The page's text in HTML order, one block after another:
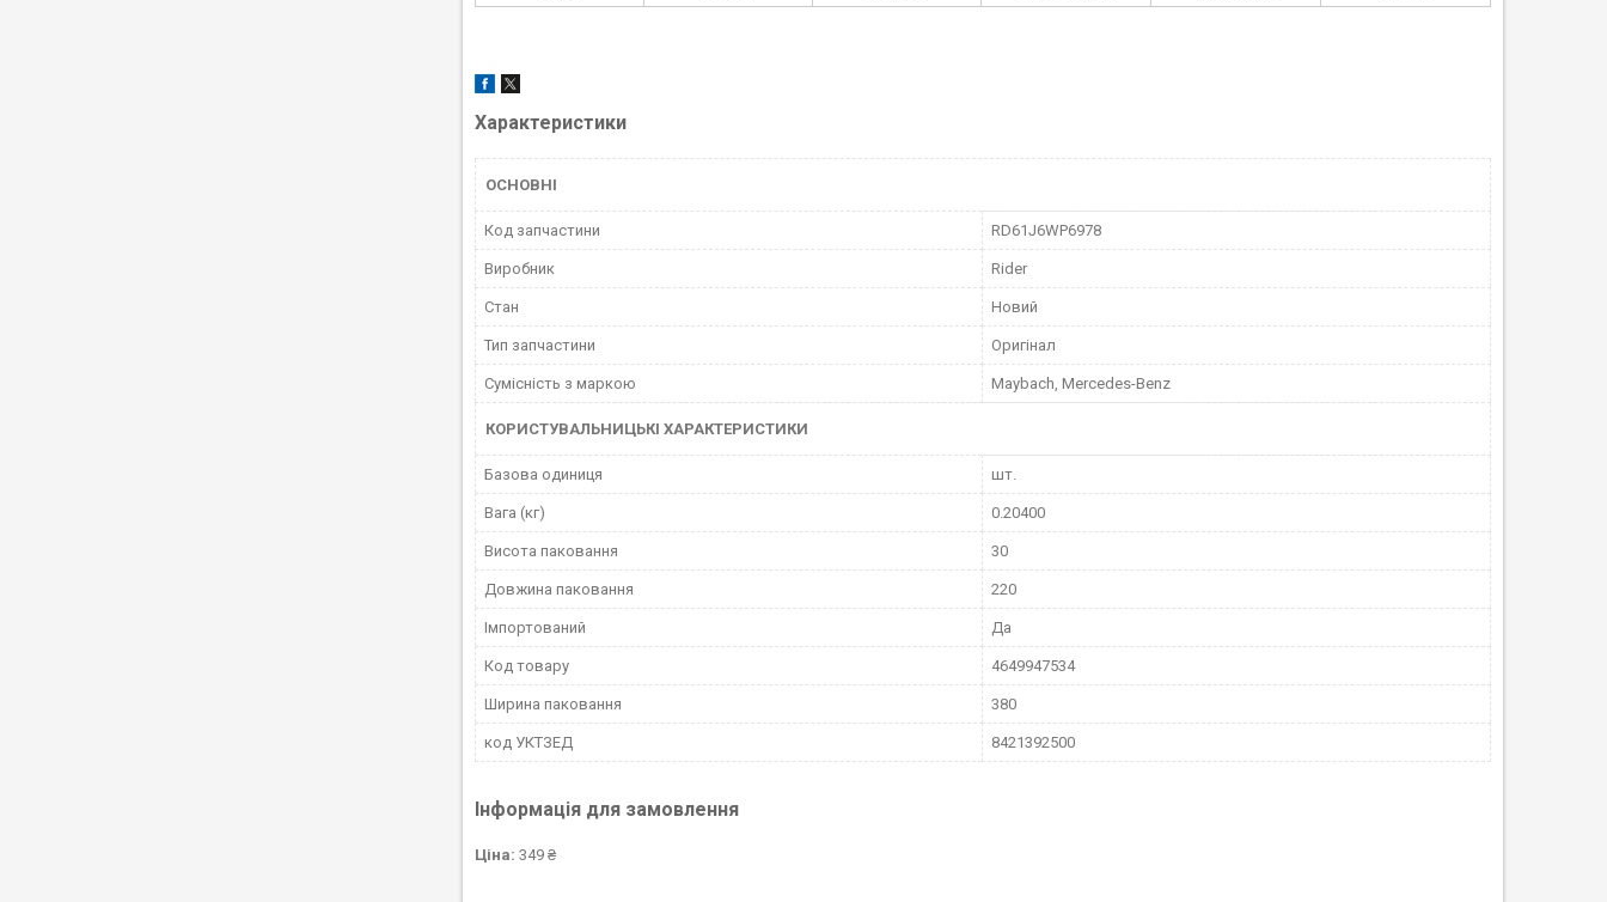
Характеристики
ОСНОВНІ
Код запчастини RD61J6WP6978
Виробник Rider
Стан Новий
Тип запчастини Оригінал
Сумісність з маркою Maybach, Mercedes-Benz
КОРИСТУВАЛЬНИЦЬКІ ХАРАКТЕРИСТИКИ
Базова одиниця шт.
Вага (кг) 0.20400
Висота паковання 30
Довжина паковання 220
Імпортований Да
Код товару 4649947534
Ширина паковання 380
код УКТЗЕД 8421392500
Інформація для замовлення
Ціна: 349 ₴